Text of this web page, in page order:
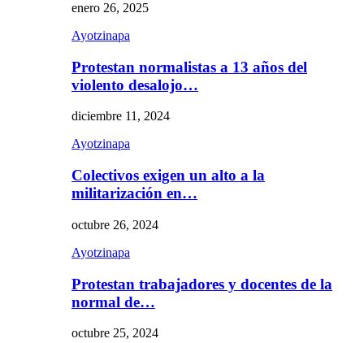
enero 26, 2025
Ayotzinapa
Protestan normalistas a 13 años del
violento desalojo…
diciembre 11, 2024
Ayotzinapa
Colectivos exigen un alto a la
militarización en…
octubre 26, 2024
Ayotzinapa
Protestan trabajadores y docentes de la
normal de…
octubre 25, 2024